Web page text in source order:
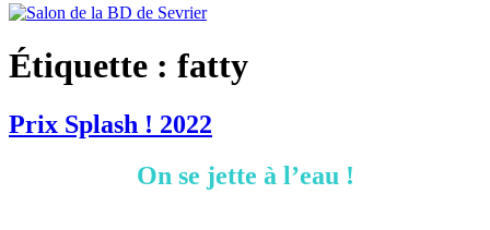
Étiquette : fatty
Prix Splash ! 2022
On se jette à l’eau !